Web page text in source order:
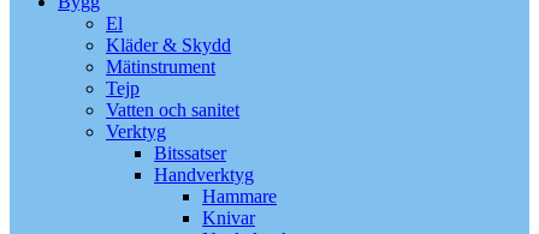
El
Kläder & Skydd
Mätinstrument
Tejp
Vatten och sanitet
Verktyg
Bitssatser
Handverktyg
Hammare
Knivar